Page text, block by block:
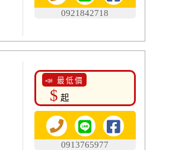
0921842718
📣 最低價
$ 起
0913765977